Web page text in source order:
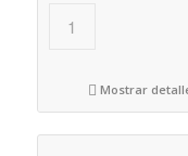
Mostrar